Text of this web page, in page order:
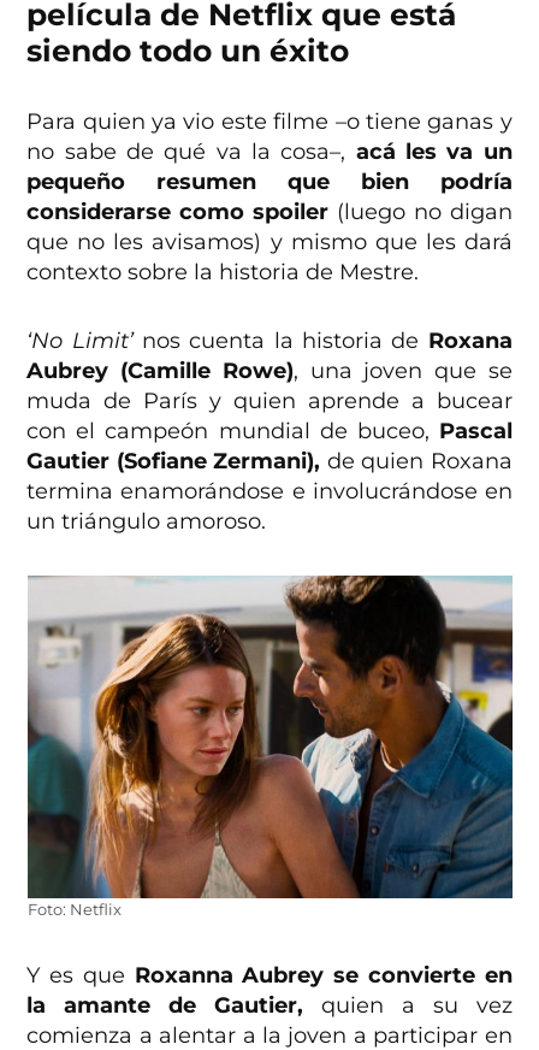
película de Netflix que está
siendo todo un éxito
Para quien ya vio este filme –o tiene ganas y
no sabe de qué va la cosa–, acá les va un
pequeño resumen que bien podría
considerarse como spoiler (luego no digan
que no les avisamos) y mismo que les dará
contexto sobre la historia de Mestre.
‘No Limit’ nos cuenta la historia de Roxana
Aubrey (Camille Rowe), una joven que se
muda de París y quien aprende a bucear
con el campeón mundial de buceo, Pascal
Gautier (Sofiane Zermani), de quien Roxana
termina enamorándose e involucrándose en
un triángulo amoroso.
Foto: Netflix
Y es que Roxanna Aubrey se convierte en
la amante de Gautier, quien a su vez
comienza a alentar a la joven a participar en